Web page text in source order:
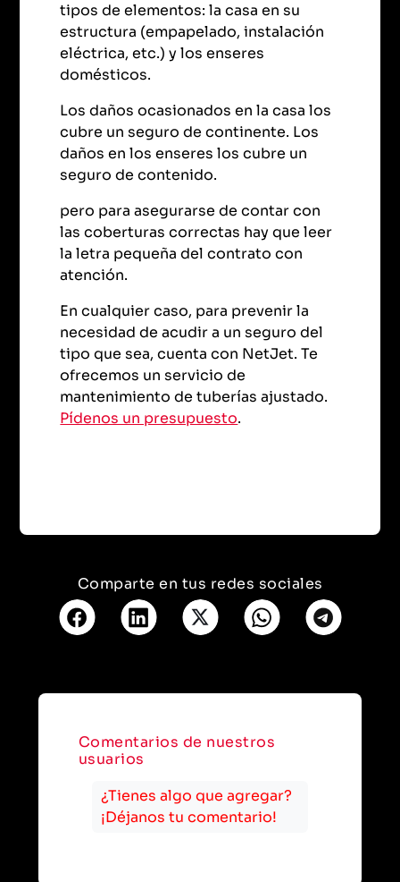
tipos de elementos: la casa en su
estructura (empapelado, instalación
eléctrica, etc.) y los enseres
domésticos.
Los daños ocasionados en la casa los
cubre un seguro de continente. Los
daños en los enseres los cubre un
seguro de contenido.
pero para asegurarse de contar con
las coberturas correctas hay que leer
la letra pequeña del contrato con
atención.
En cualquier caso, para prevenir la
necesidad de acudir a un seguro del
tipo que sea, cuenta con NetJet. Te
ofrecemos un servicio de
mantenimiento de tuberías ajustado.
Pídenos un presupuesto.
Comparte en tus redes sociales
Comentarios de nuestros
usuarios
¿Tienes algo que agregar?
¡Déjanos tu comentario!